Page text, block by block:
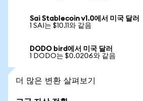
Sai Stablecoin v1.0에서 미국 달러
1 SAI는 $10.11와 같음
DODO bird에서 미국 달러
1 DODO는 $0.0206와 같음
더 많은 변환 살펴보기